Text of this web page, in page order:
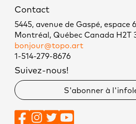
Contact
5445, avenue de Gaspé, espace
Montréal, Québec Canada H2T
bonjour@topo.art
1-514-279-8676
Suivez-nous!
S'abonner à